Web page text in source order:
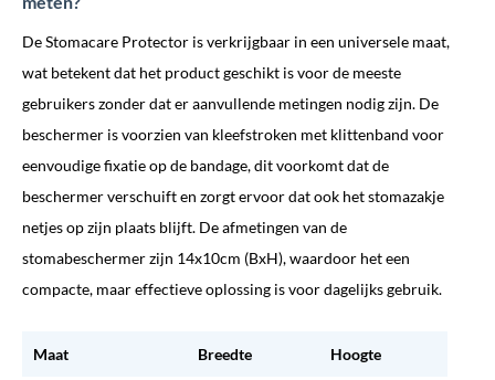
De Stomacare Protector is verkrijgbaar in een universele maat,
wat betekent dat het product geschikt is voor de meeste
gebruikers zonder dat er aanvullende metingen nodig zijn. De
beschermer is voorzien van kleefstroken met klittenband voor
eenvoudige fixatie op de bandage, dit voorkomt dat de
beschermer verschuift en zorgt ervoor dat ook het stomazakje
netjes op zijn plaats blijft. De afmetingen van de
stomabeschermer zijn 14x10cm (BxH), waardoor het een
compacte, maar effectieve oplossing is voor dagelijks gebruik.
Maat Breedte Hoogte